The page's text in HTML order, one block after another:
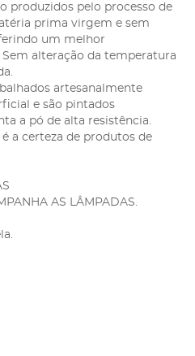
produzidos pelo processo de
prima virgem e sem
um melhor
alteração da temperatura
artesanalmente
e são pintados
a pó de alta resistência.
a certeza de produtos de
AS LÂMPADAS.